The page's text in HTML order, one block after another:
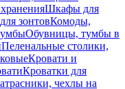
Шкафы для
зонтовКомоды,
Обувницы, тумбы в
Пеленальные столики,
Кровати и
Кроватки для
чехлы на